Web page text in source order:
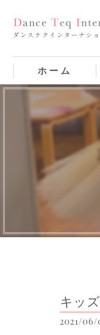
ホーム
キッ
2021/06/